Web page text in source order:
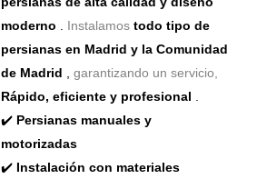
moderno
Instalamos todo tipo de
persianas en Madrid y la Comunidad
de Madrid
garantizando un servicio,
Rápido, eficiente y profesional
✔️ Persianas manuales y
motorizadas
✔️ Instalación con materiales